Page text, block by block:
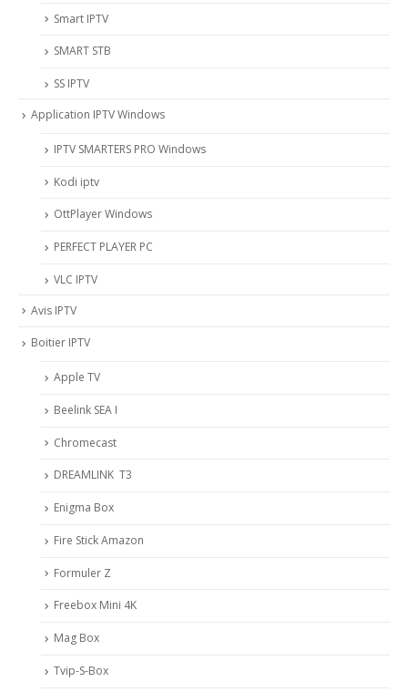
Smart IPTV
SMART STB
SS IPTV
Application IPTV Windows
IPTV SMARTERS PRO Windows
Kodi iptv
OttPlayer Windows
PERFECT PLAYER PC
VLC IPTV
Avis IPTV
Boitier IPTV
Apple TV
Beelink SEA I
Chromecast
DREAMLINK T3
Enigma Box
Fire Stick Amazon
Formuler Z
Freebox Mini 4K
Mag Box
Tvip-S-Box